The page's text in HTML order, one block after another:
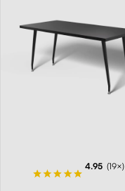
4.95 (19×)